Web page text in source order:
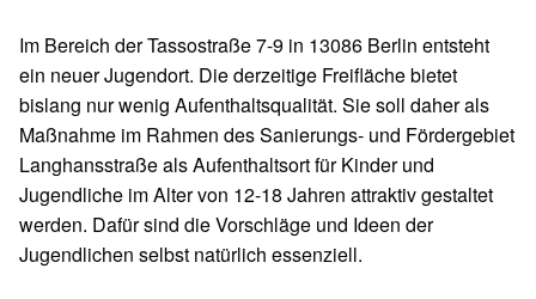
Im Bereich der Tassostraße 7-9 in 13086 Berlin entsteht
ein neuer Jugendort. Die derzeitige Freifläche bietet
bislang nur wenig Aufenthaltsqualität. Sie soll daher als
Maßnahme im Rahmen des Sanierungs- und Fördergebiet
Langhansstraße als Aufenthaltsort für Kinder und
Jugendliche im Alter von 12-18 Jahren attraktiv gestaltet
werden. Dafür sind die Vorschläge und Ideen der
Jugendlichen selbst natürlich essenziell.